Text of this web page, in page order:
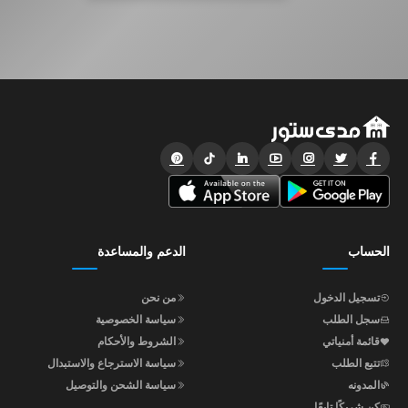
الحساب
تسجيل الدخول
سجل الطلب
قائمة أمنياتي
تتبع الطلب
المدونه
الدعم والمساعدة
من نحن
سياسة الخصوصية
الشروط والأحكام
سياسة الاسترجاع والاستبدال
سياسة الشحن والتوصيل